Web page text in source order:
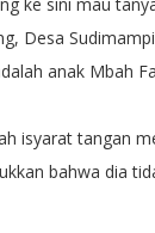
Desa
anak Mbah
isyarat tangan
bahwa dia